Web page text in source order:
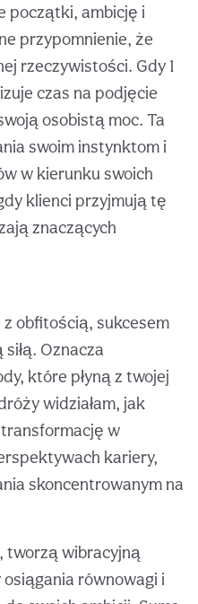
początki, ambicję i
przypomnienie, że
rzeczywistości. Gdy 1
czas na podjęcie
osobistą moc. Ta
swoim instynktom i
w kierunku swoich
klienci przyjmują tę
znaczących
z obfitością, sukcesem
Oznacza
które płyną z twojej
widziałam, jak
w
kariery,
skoncentrowanym na
tworzą wibracyjną
równowagi i